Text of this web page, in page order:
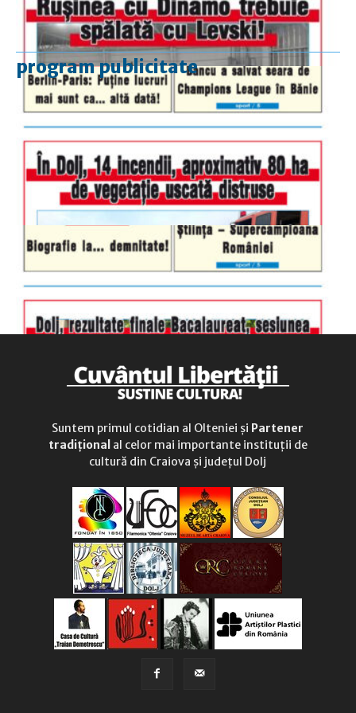
program publicitate
luni-vineri
9.00 - 17.00
duminică
9.00 - 12.00
Suntem primul cotidian al Olteniei și Partener
tradițional al celor mai importante instituții de
cultură din Craiova și județul Dolj